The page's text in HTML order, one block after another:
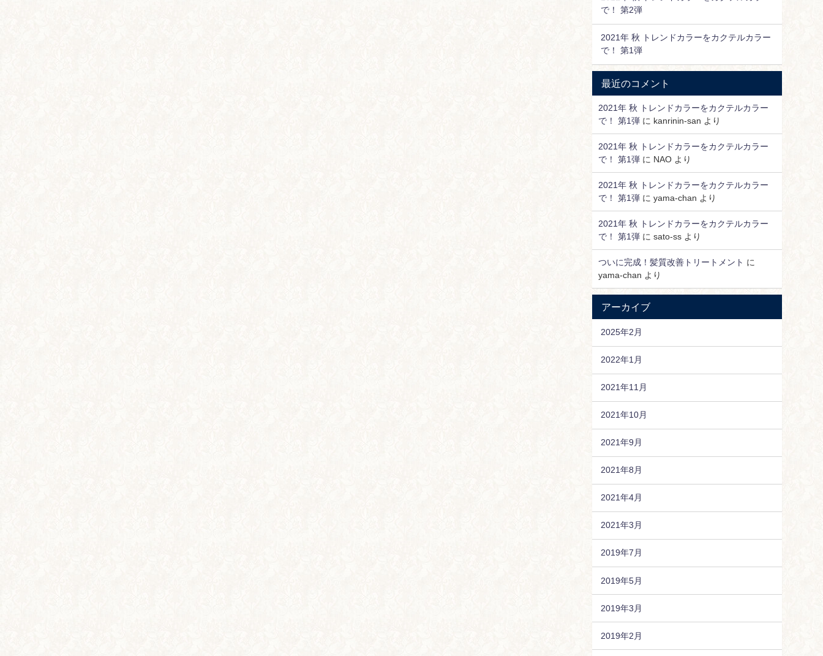
で！ 第2弾
2021年 秋 トレンドカラーをカクテルカラー
で！ 第1弾
最近のコメント
2021年 秋 トレンドカラーをカクテルカラー
で！ 第1弾 に kanrinin-san より
2021年 秋 トレンドカラーをカクテルカラー
で！ 第1弾 に NAOより
2021年 秋 トレンドカラーをカクテルカラー
で！ 第1弾 に yama-chan より
2021年 秋 トレンドカラーをカクテルカラー
で！ 第1弾 に sato-ssより
ついに完成！髪質改善トリートメント に
yama-chan より
アーカイブ
2025年2月
2022年1月
2021年11月
2021年10月
2021年9月
2021年8月
2021年4月
2021年3月
2019年7月
2019年5月
2019年3月
2019年2月